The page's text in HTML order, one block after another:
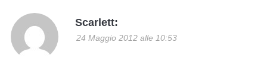
Scarlett:
24 Maggio 2012 alle 10:53